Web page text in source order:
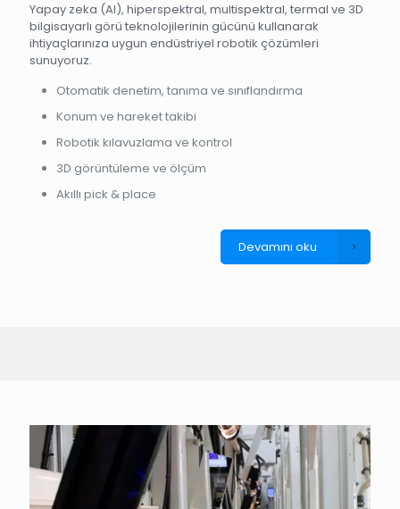
Yapay zeka (AI), hiperspektral, multispektral, termal ve 3D
bilgisayarlı görü teknolojilerinin gücünü kullanarak
ihtiyaçlarınıza uygun endüstriyel robotik çözümleri
sunuyoruz.
Otomatik denetim, tanıma ve sınıflandırma
Konum ve hareket takibi
Robotik kılavuzlama ve kontrol
3D görüntüleme ve ölçüm
Akıllı pick & place
Devamını oku